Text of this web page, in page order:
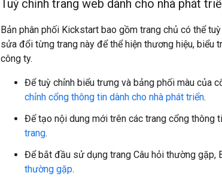
Tuỳ chỉnh trang web dành cho nhà phát
Bản phân phối Kickstart bao gồm trang chủ có thể
sửa đổi từng trang này để thể hiện thương hiệu, biểu
công ty.
Để tuỳ chỉnh biểu trưng và bảng phối màu của
chỉnh cổng thông tin dành cho nhà phát triển.
Để tạo nội dung mới trên các trang cổng thông
trang.
Để bắt đầu sử dụng trang Câu hỏi thường gặp,
thường gặp.